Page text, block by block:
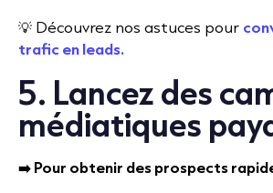
💡 Découvrez nos astuces pour
trafic en leads.
5. Lancez des
médiatiques
➡️ Pour obtenir des prospects